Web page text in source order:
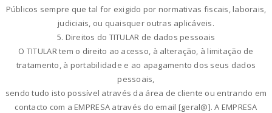
Públicos sempre que tal for exigido por normativas fiscais, laborais,
judiciais, ou quaisquer outras aplicáveis.
5. Direitos do TITULAR de dados pessoais
O TITULAR tem o direito ao acesso, à alteração, à limitação de
tratamento, à portabilidade e ao apagamento dos seus dados
pessoais,
sendo tudo isto possível através da área de cliente ou entrando em
contacto com a EMPRESA através do email [geral@]. A EMPRESA